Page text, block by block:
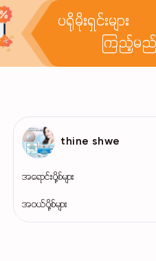
ပရိုမိုးရှင်းများ
ကြည့်မည်
thine shwe
အရောင်းပို့စ်များ
အဝယ်ပို့စ်များ